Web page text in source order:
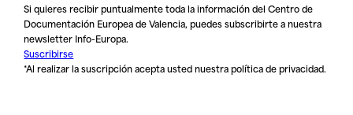
Si quieres recibir puntualmente toda la información del Centro de
Documentación Europea de Valencia, puedes subscribirte a nuestra
newsletter Info-Europa.
Suscribirse
*Al realizar la suscripción acepta usted nuestrapolítica de privacidad.